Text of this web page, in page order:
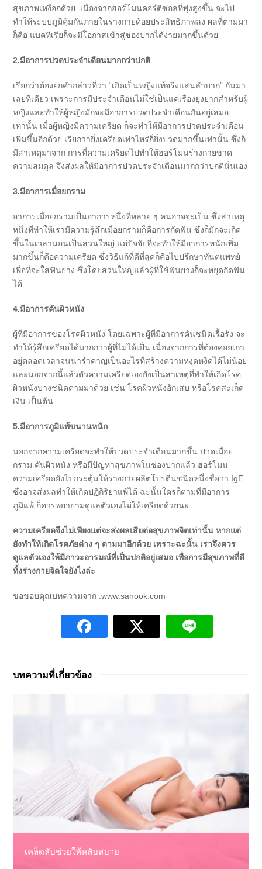
สุขภาพเหงือกด้วย เนื่องจากฮอร์โมนคอร์ติซอลที่พุ่งสูงขึ้น จะไป
ทำให้ระบบภูมิคุ้มกันภายในร่างกายด้อยประสิทธิภาพลง ผลที่ตามมา
ก็คือ แบคทีเรียก็จะมีโอกาสเข้าสู่ช่องปากได้ง่ายมากขึ้นด้วย
2.มีอาการปวดประจำเดือนมากกว่าปกติ
เรียกว่าต้องยกคำกล่าวที่ว่า “เกิดเป็นหญิงแท้จริงแสนลำบาก” กันมา
เลยทีเดียว เพราะการมีประจำเดือนไม่ใช่เป็นแค่เรื่องยุ่งยากสำหรับผู้
หญิงและทำให้ผู้หญิงมักจะมีอาการปวดประจำเดือนกันอยู่เสมอ
เท่านั้น เมื่อผู้หญิงมีความเครียด ก็จะทำให้มีอาการปวดประจำเดือน
เพิ่มขึ้นอีกด้วย เรียกว่ายิ่งเครียดเท่าไหร่ก็ยิ่งปวดมากขึ้นเท่านั้น ซึ่งก็
มีสาเหตุมาจาก การที่ความเครียดไปทำให้ฮอร์โมนร่างกายขาด
ความสมดุล จึงส่งผลให้มีอาการปวดประจำเดือนมากกว่าปกตินั่นเอง
3.มีอาการเมื่อยกราม
อาการเมื่อยกรามเป็นอาการหนึ่งที่หลาย ๆ คนอาจจะเป็น ซึ่งสาเหตุ
หนึ่งที่ทำให้เรามีความรู้สึกเมื่อยกรามก็คือการกัดฟัน ซึ่งก็มักจะเกิด
ขึ้นในเวลานอนเป็นส่วนใหญ่ แต่ปัจจัยที่จะทำให้มีอาการหนักเพิ่ม
มากขึ้นก็คือความเครียด ซึ่งวิธีแก้ที่ดีที่สุดก็คือไปปรึกษาทันตแพทย์
เพื่อที่จะใส่ฟันยาง ซึ่งโดยส่วนใหญ่แล้วผู้ที่ใช้ฟันยางก็จะหยุดกัดฟัน
ได้
4.มีอาการคันผิวหนัง
ผู้ที่มีอาการของโรคผิวหนัง โดยเฉพาะผู้ที่มีอาการคันชนิดเรื้อรัง จะ
ทำให้รู้สึกเครียดได้มากกว่าผู้ที่ไม่ได้เป็น เนื่องจากการที่ต้องคอยเกา
อยู่ตลอดเวลาจนน่ารำคาญเป็นอะไรที่สร้างความหงุดหงิดได้ไม่น้อย
และนอกจากนี้แล้วตัวความเครียดเองยังเป็นสาเหตุที่ทำให้เกิดโรค
ผิวหนังบางชนิดตามมาด้วย เช่น โรคผิวหนังอักเสบ หรือโรคสะเก็ด
เงิน เป็นต้น
5.มีอาการภูมิแพ้ขนานหนัก
นอกจากความเครียดจะทำให้ปวดประจำเดือนมากขึ้น ปวดเมื่อย
กราม คันผิวหนัง หรือมีปัญหาสุขภาพในช่องปากแล้ว ฮอร์โมน
ความเครียดยังไปกระตุ้นให้ร่างกายผลิตโปรตีนชนิดหนึ่งชื่อว่า IgE
ซึ่งอาจส่งผลทำให้เกิดปฏิกิริยาแพ้ได้ ฉะนั้นใครก็ตามที่มีอาการ
ภูมิแพ้ ก็ควรพยายามดูแลตัวเองไม่ให้เครียดด้วยนะ
ความเครียดจึงไม่เพียงแต่จะส่งผลเสียต่อสุขภาพจิตเท่านั้น หากแต่
ยังทำให้เกิดโรคภัยต่าง ๆ ตามมาอีกด้วย เพราะฉะนั้น เราจึงควร
ดูแลตัวเองให้มีภาวะอารมณ์ที่เป็นปกติอยู่เสมอ เพื่อการมีสุขภาพที่ดี
ทั้งร่างกายจิตใจยังไงล่ะ
ขอขอบคุณบทความจาก :www.sanook.com
บทความที่เกี่ยวข้อง
เคล็ดลับช่วยให้หลับสบาย